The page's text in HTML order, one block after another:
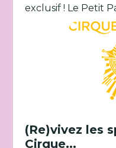
exclusif ! Le Petit
(Re)vivez les
Cirque...